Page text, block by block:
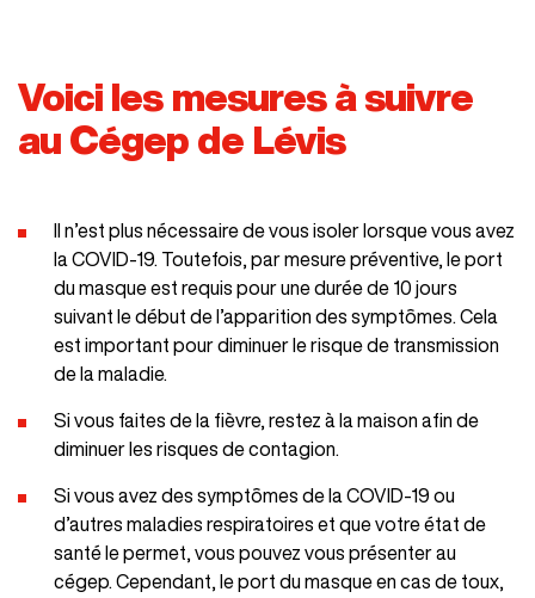
Voici les mesures à suivre
au Cégep de Lévis
Il n’est plus nécessaire de vous isoler lorsque vous avez
la COVID-19. Toutefois, par mesure préventive, le port
du masque est requis pour une durée de 10 jours
suivant le début de l’apparition des symptômes. Cela
est important pour diminuer le risque de transmission
de la maladie.
Si vous faites de la fièvre, restez à la maison afin de
diminuer les risques de contagion.
Si vous avez des symptômes de la COVID-19 ou
d’autres maladies respiratoires et que votre état de
santé le permet, vous pouvez vous présenter au
cégep. Cependant, le port du masque en cas de toux,